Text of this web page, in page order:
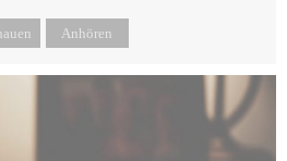
Anhören